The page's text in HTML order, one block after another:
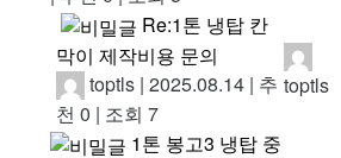
Re:1톤 냉탑 칸
막이 제작비용 문의
toptls | 2025.08.14 | 추
천 0 | 조회 7
toptls
1톤 봉고3 냉탑 중